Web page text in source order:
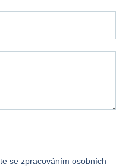
se zpracováním osobních